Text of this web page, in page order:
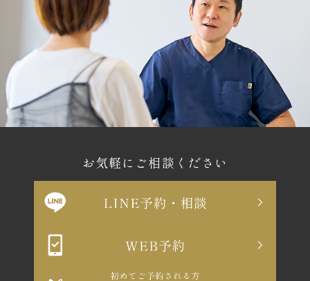
お気軽にご相談ください